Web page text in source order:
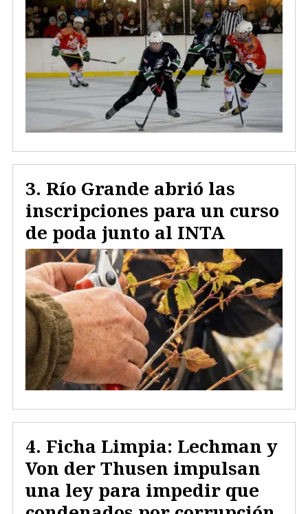
Río Grande abrió las
inscripciones para un curso
de poda junto al INTA
Ficha Limpia: Lechman y
Von der Thusen impulsan
una ley para impedir que